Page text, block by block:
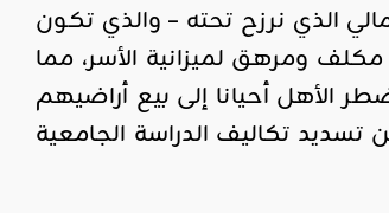
الذي نرزح تحته – والذي تكون
ومرهق لميزانية الأسر، مما
الأهل أحيانا إلى بيع أراضيهم
تكاليف الدراسة الجامعية